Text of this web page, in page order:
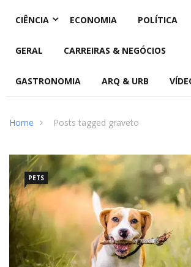
CIÊNCIA ECONOMIA POLÍTICA
GERAL CARREIRAS & NEGÓCIOS
GASTRONOMIA ARQ & URB
Home Posts tagged graveto
PETS